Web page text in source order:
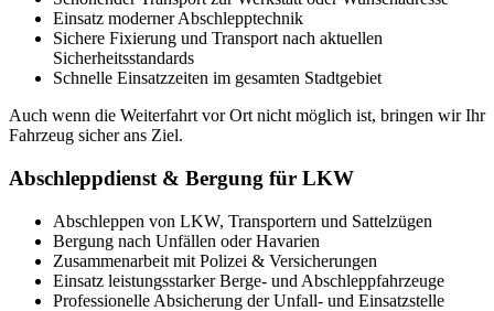
Einsatz moderner Abschlepptechnik
Sichere Fixierung und Transport nach aktuellen
Sicherheitsstandards
Schnelle Einsatzzeiten im gesamten Stadtgebiet
Auch wenn die Weiterfahrt vor Ort nicht möglich ist, bringen wir Ihr
Fahrzeug sicher ans Ziel.
Abschleppdienst & Bergung für LKW
Abschleppen von LKW, Transportern und Sattelzügen
Bergung nach Unfällen oder Havarien
Zusammenarbeit mit Polizei & Versicherungen
Einsatz leistungsstarker Berge- und Abschleppfahrzeuge
Professionelle Absicherung der Unfall- und Einsatzstelle